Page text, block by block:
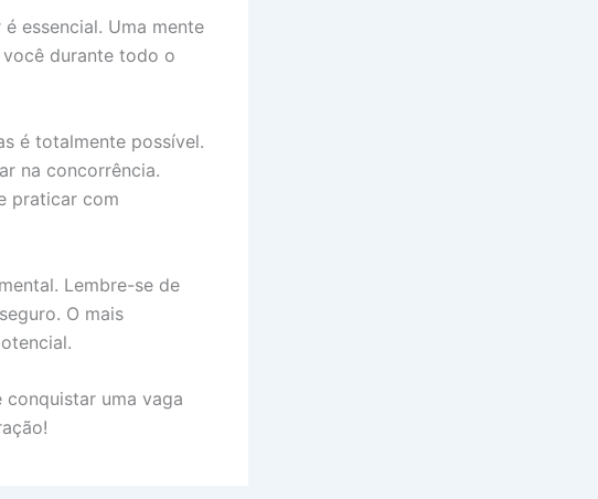
essencial. Uma mente
você durante todo o
é totalmente possível.
na concorrência.
praticar com
Lembre-se de
O mais
uma vaga